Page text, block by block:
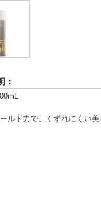
：
ルド力で、くずれにくい美